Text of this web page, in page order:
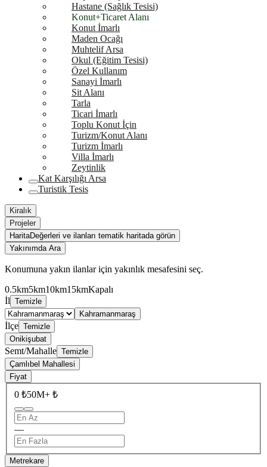
Hastane (Sağlık Tesisi)
Konut+Ticaret Alanı
Konut İmarlı
Maden Ocağı
Muhtelif Arsa
Okul (Eğitim Tesisi)
Özel Kullanım
Sanayi İmarlı
Sit Alanı
Tarla
Ticari İmarlı
Toplu Konut İçin
Turizm/Konut Alanı
Turizm İmarlı
Villa İmarlı
Zeytinlik
Kat Karşılığı Arsa
Turistik Tesis
Kiralık
Projeler
HaritaDeğerleri ve ilanları tematik haritada görün
Yakınımda Ara
Konumuna yakın ilanlar için yakınlık mesafesini seç.
0.5km5km10km15kmKapalı
İl Temizle
Kahramanmaraş
İlçe Temizle
Onikişubat
Semt/Mahalle Temizle
Çamlıbel Mahallesi
Fiyat
0 ₺50M+ ₺
—
Metrekare